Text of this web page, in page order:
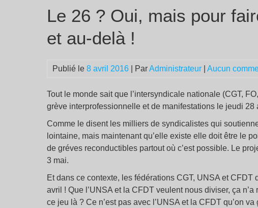
Le 26 ? Oui, mais pour
et au-delà !
Publié le 8 avril 2016 | ParAdministrateur Aucun
Tout le monde sait que l’intersyndicale nationale (CGT,
grève interprofessionnelle et de manifestations le jeudi 28
Comme le disent les milliers de syndicalistes qui
lointaine, mais maintenant qu’elle existe elle doit être le
de gréves reconductibles partout où c’est possible. Le
3 mai.
Et dans ce contexte, les fédérations CGT, UNSA et
avril ! Que l’UNSA et la CFDT veulent nous diviser, ça
ce jeu là ? Ce n’est pas avec l’UNSA et la CFDT qu’on va